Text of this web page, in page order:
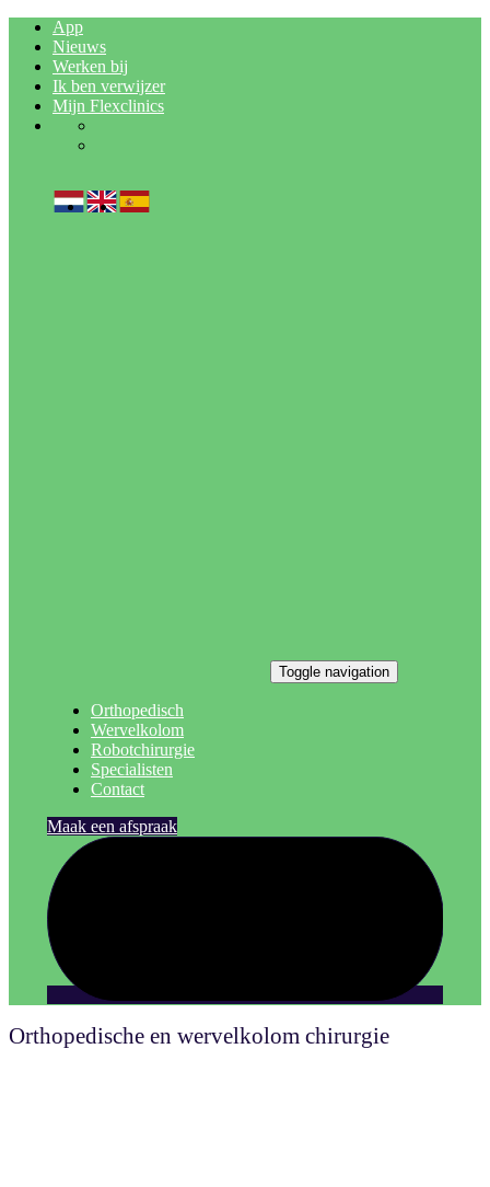
Skip
links
Skip
primary
navigation
Skip
App
Nieuws
Werken bij
Ik ben verwijzer
Mijn Flexclinics
Toggle navigation
Orthopedisch
Wervelkolom
Robotchirurgie
Specialisten
Contact
Maak een afspraak
Orthopedische en wervelkolom chirurgie